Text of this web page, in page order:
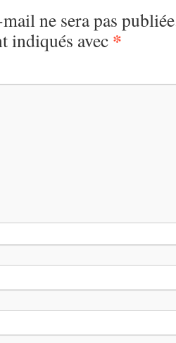
ne sera pas
indiqués avec *